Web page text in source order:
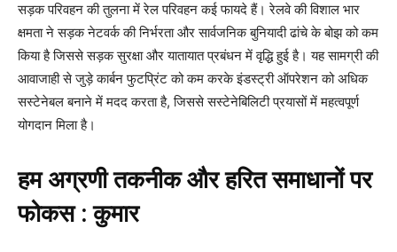
सड़क परिवहन की तुलना में रेल परिवहन कई फायदे हैं। रेलवे की विशाल भार
क्षमता ने सड़क नेटवर्क की निर्भरता और सार्वजनिक बुनियादी ढांचे के बोझ को कम
किया है जिससे सड़क सुरक्षा और यातायात प्रबंधन में वृद्धि हुई है। यह सामग्री की
आवाजाही से जुड़े कार्बन फुटप्रिंट को कम करके इंडस्ट्री ऑपरेशन को अधिक
सस्टेनेबल बनाने में मदद करता है, जिससे सस्टेनेबिलिटी प्रयासों में महत्वपूर्ण
योगदान मिला है।
हम अग्रणी तकनीक और हरित समाधानों पर
फोकस : कुमार